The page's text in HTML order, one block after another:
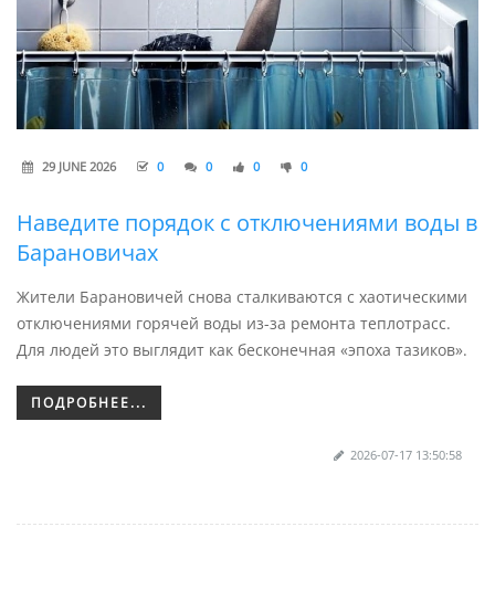
29 JUNE 2026 0 0 0 0
Наведите порядок с отключениями воды в
Барановичах
Жители Барановичей снова сталкиваются с хаотическими
отключениями горячей воды из-за ремонта теплотрасс.
Для людей это выглядит как бесконечная «эпоха тазиков».
ПОДРОБНЕЕ...
2026-07-17 13:50:58